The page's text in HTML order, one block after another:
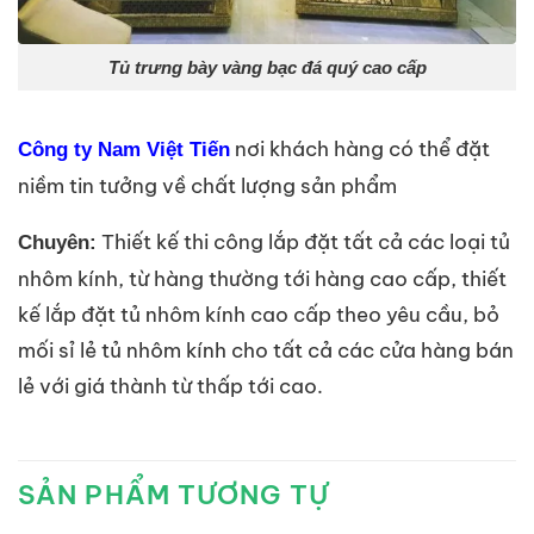
Tủ trưng bày vàng bạc đá quý cao cấp
Công ty Nam Việt Tiến nơi khách hàng có thể đặt
niềm tin tưởng về chất lượng sản phẩm
Chuyên: Thiết kế thi công lắp đặt tất cả các loại tủ
nhôm kính, từ hàng thường tới hàng cao cấp, thiết
kế lắp đặt tủ nhôm kính cao cấp theo yêu cầu, bỏ
mối sỉ lẻ tủ nhôm kính cho tất cả các cửa hàng bán
lẻ với giá thành từ thấp tới cao.
SẢN PHẨM TƯƠNG TỰ